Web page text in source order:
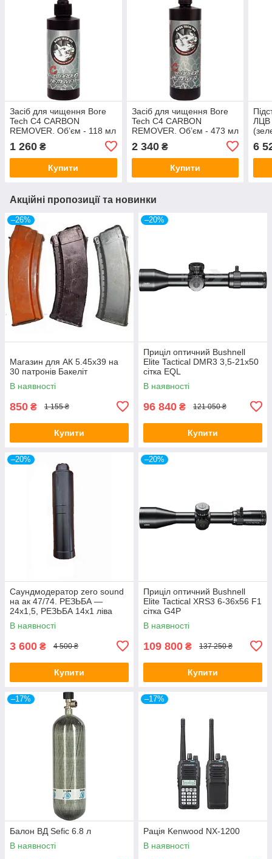
Засіб для чищення Bore
Tech C4 CARBON
REMOVER. Об’єм - 118 мл
1 260 ₴
Купити
Засіб для чищення Bore
Tech C4 CARBON
REMOVER. Об’єм - 473 мл
2 340₴
Купити
ЛЦВ
6
Акційні пропозиції та новинки
–26%
Магазин для АК 5.45х39 на
30 патронів Бакеліт
В наявності
850 ₴ 1 155 ₴
Купити
–20%
Приціл оптичний Bushnell
Elite Tactical DMR3 3,5-21x50
сітка EQL
В наявності
96 840 ₴ 121 050 ₴
Купити
–20%
Саундмодератор zero sound
на ак 47/74. РЕЗЬБА —
24х1,5, РЕЗЬБА 14х1 ліва
В наявності
3 600 ₴ 4 500 ₴
Купити
–20%
Приціл оптичний Bushnell
Elite Tactical XRS3 6-36x56 F1
сітка G4P
В наявності
109 800 ₴ 137 250 ₴
Купити
–17%
Балон ВД Sefic 6.8 л
В наявності
–17%
Рація Kenwood NX-1200
В наявності